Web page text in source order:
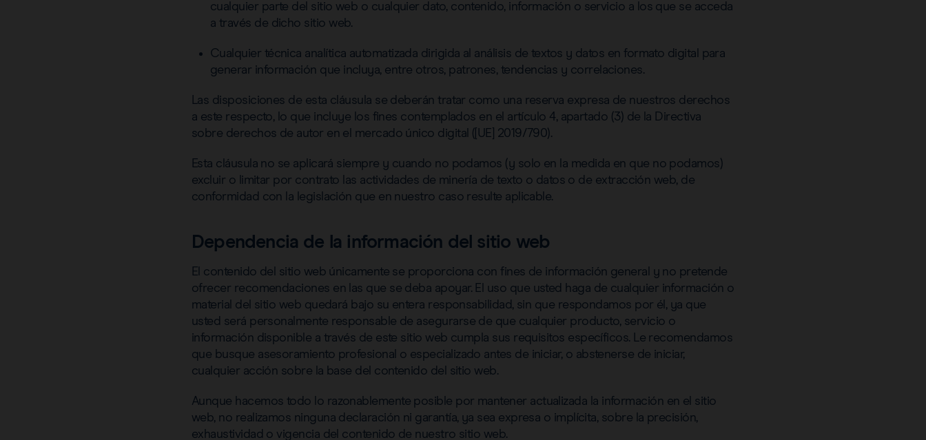
cualquier parte del sitio web o cualquier dato, contenido, información o servicio a los que se acceda
a través de dicho sitio web.
Cualquier técnica analítica automatizada dirigida al análisis de textos y datos en formato digital para
generar información que incluya, entre otros, patrones, tendencias y correlaciones.
Las disposiciones de esta cláusula se deberán tratar como una reserva expresa de nuestros derechos
a este respecto, lo que incluye los fines contemplados en el artículo 4, apartado (3) de la Directiva
sobre derechos de autor en el mercado único digital ([UE] 2019/790).
Esta cláusula no se aplicará siempre y cuando no podamos (y solo en la medida en que no podamos)
excluir o limitar por contrato las actividades de minería de texto o datos o de extracción web, de
conformidad con la legislación que en nuestro caso resulte aplicable.
Dependencia de la información del sitio web
El contenido del sitio web únicamente se proporciona con fines de información general y no pretende
ofrecer recomendaciones en las que se deba apoyar. El uso que usted haga de cualquier información o
material del sitio web quedará bajo su entera responsabilidad, sin que respondamos por él, ya que
usted será personalmente responsable de asegurarse de que cualquier producto, servicio o
información disponible a través de este sitio web cumpla sus requisitos específicos. Le recomendamos
que busque asesoramiento profesional o especializado antes de iniciar, o abstenerse de iniciar,
cualquier acción sobre la base del contenido del sitio web.
Aunque hacemos todo lo razonablemente posible por mantener actualizada la información en el sitio
web, no realizamos ninguna declaración ni garantía, ya sea expresa o implícita, sobre la precisión,
exhaustividad o vigencia del contenido de nuestro sitio web.